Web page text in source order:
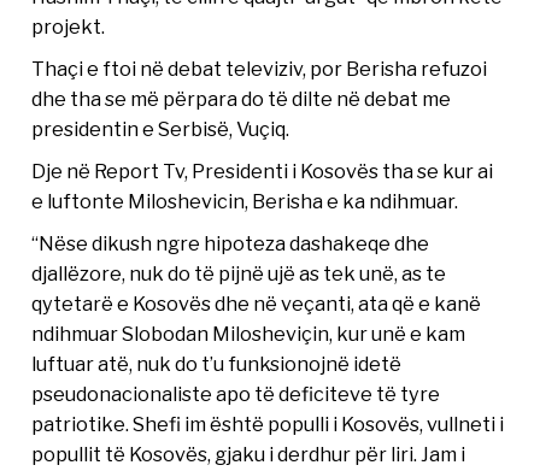
projekt.
Thaçi e ftoi në debat televiziv, por Berisha refuzoi
dhe tha se më përpara do të dilte në debat me
presidentin e Serbisë, Vuçiq.
Dje në Report Tv, Presidenti i Kosovës tha se kur ai
e luftonte Miloshevicin, Berisha e ka ndihmuar.
“Nëse dikush ngre hipoteza dashakeqe dhe
djallëzore, nuk do të pijnë ujë as tek unë, as te
qytetarë e Kosovës dhe në veçanti, ata që e kanë
ndihmuar Slobodan Milosheviçin, kur unë e kam
luftuar atë, nuk do t’u funksionojnë idetë
pseudonacionaliste apo të deficiteve të tyre
patriotike. Shefi im është populli i Kosovës, vullneti i
popullit të Kosovës, gjaku i derdhur për liri. Jam i